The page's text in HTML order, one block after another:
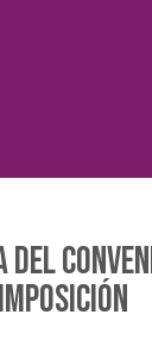
del
imposición